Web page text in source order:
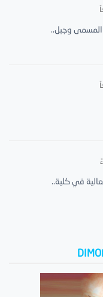
المسمى وجبل..
في كلية..